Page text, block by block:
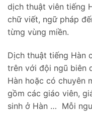
dịch thuật viên tiếng
chữ viết, ngữ pháp
từng vùng miền.
Dịch thuật tiếng Hàn
trên với đội ngũ biên
Hàn hoặc có chuyên
gồm các giáo viên,
sinh ở Hàn … Mỗi